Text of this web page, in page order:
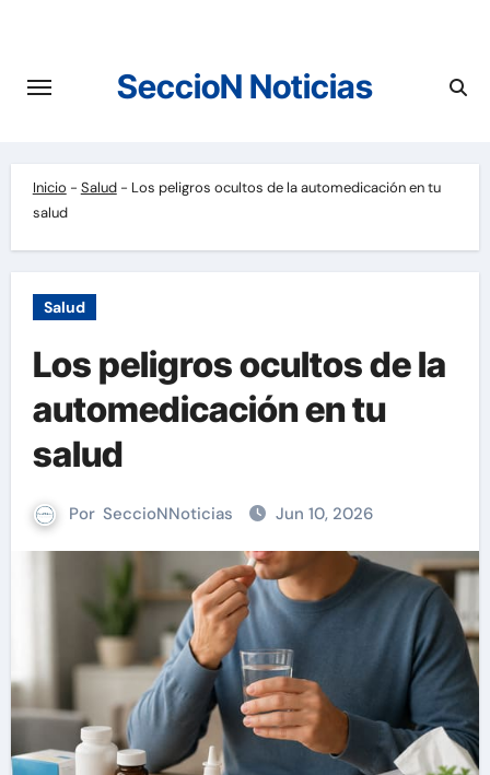
contenido
SeccioN Noticias
Inicio - Salud- Los peligros ocultos de la automedicación en tu
salud
Salud
Los peligros ocultos de la
automedicación en tu
salud
Por SeccioNNoticias Jun 10, 2026